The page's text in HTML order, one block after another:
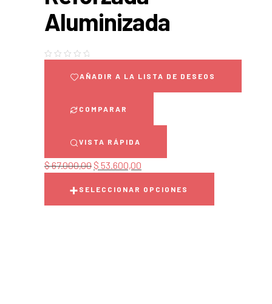
Aluminizada
AÑADIR A LA LISTA DE DESEOS
COMPARAR
VISTA RÁPIDA
$67.000,00 $ 53.600,00
SELECCIONAR OPCIONES